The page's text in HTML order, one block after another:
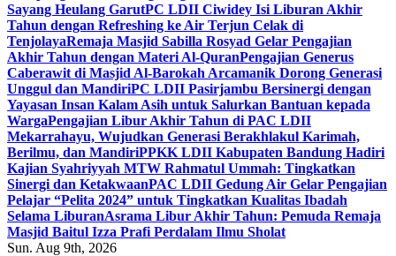
Sayang Heulang GarutPC LDII Ciwidey Isi Liburan Akhir
Tahun dengan Refreshing ke Air Terjun Celak di
TenjolayaRemaja Masjid Sabilla Rosyad Gelar Pengajian
Akhir Tahun dengan Materi Al-QuranPengajian Generus
Caberawit di Masjid Al-Barokah Arcamanik Dorong Generasi
Unggul dan MandiriPC LDII Pasirjambu Bersinergi dengan
Yayasan Insan Kalam Asih untuk Salurkan Bantuan kepada
WargaPengajian Libur Akhir Tahun di PAC LDII
Mekarrahayu, Wujudkan Generasi Berakhlakul Karimah,
Berilmu, dan MandiriPPKK LDII Kabupaten Bandung Hadiri
Kajian Syahriyyah MTW Rahmatul Ummah: Tingkatkan
Sinergi dan KetakwaanPAC LDII Gedung Air Gelar Pengajian
Pelajar “Pelita 2024” untuk Tingkatkan Kualitas Ibadah
Selama LiburanAsrama Libur Akhir Tahun: Pemuda Remaja
Masjid Baitul Izza Prafi Perdalam Ilmu Sholat
Sun. Aug 9th, 2026